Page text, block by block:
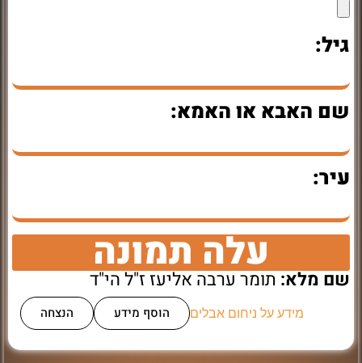
גיל:
שם האבא או האמא:
עיר:
עלה תמונה
שם מלא:תומר ערבה אליעז ז"ל הי"ד
מידע על ניחום אבלים הוסף מידע הנצחה